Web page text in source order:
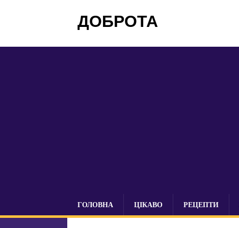
ДОБРОТА
ГОЛОВНА ЦІКАВО РЕЦЕПТИ